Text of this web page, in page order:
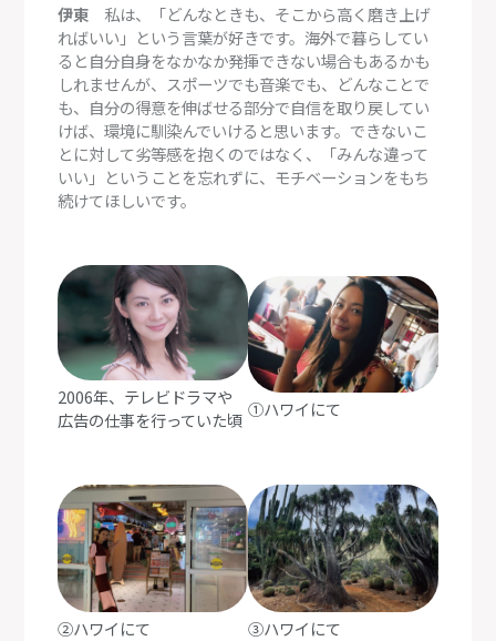
伊東 私は、「どんなときも、そこから高く磨き上げ
ればいい」という言葉が好きです。海外で暮らしてい
ると自分自身をなかなか発揮できない場合もあるかも
しれませんが、スポーツでも音楽でも、どんなことで
も、自分の得意を伸ばせる部分で自信を取り戻してい
けば、環境に馴染んでいけると思います。できないこ
とに対して劣等感を抱くのではなく、「みんな違って
いい」ということを忘れずに、モチベーションをもち
続けてほしいです。
2006年、テレビドラマや
広告の仕事を行っていた頃 ①ハワイにて
②ハワイにて ③ハワイにて